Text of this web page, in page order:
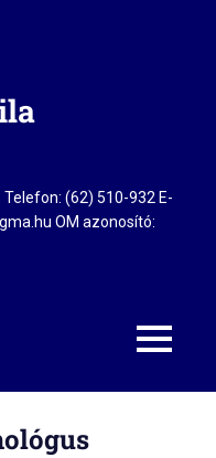
(62) 510-932 E-
OM azonosító:
MENU